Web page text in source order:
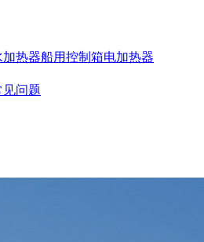
热器船用控制箱电加热器
见问题